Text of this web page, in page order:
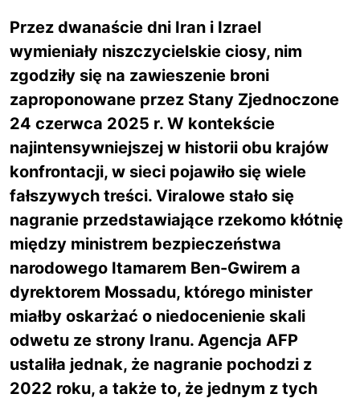
Przez dwanaście dni Iran i Izrael
wymieniały niszczycielskie ciosy, nim
zgodziły się na zawieszenie broni
zaproponowane przez Stany Zjednoczone
24 czerwca 2025 r. W kontekście
najintensywniejszej w historii obu krajów
konfrontacji, w sieci pojawiło się wiele
fałszywych treści. Viralowe stało się
nagranie przedstawiające rzekomo kłótnię
między ministrem bezpieczeństwa
narodowego Itamarem Ben-Gwirem a
dyrektorem Mossadu, którego minister
miałby oskarżać o niedocenienie skali
odwetu ze strony Iranu. Agencja AFP
ustaliła jednak, że nagranie pochodzi z
2022 roku, a także to, że jednym z tych